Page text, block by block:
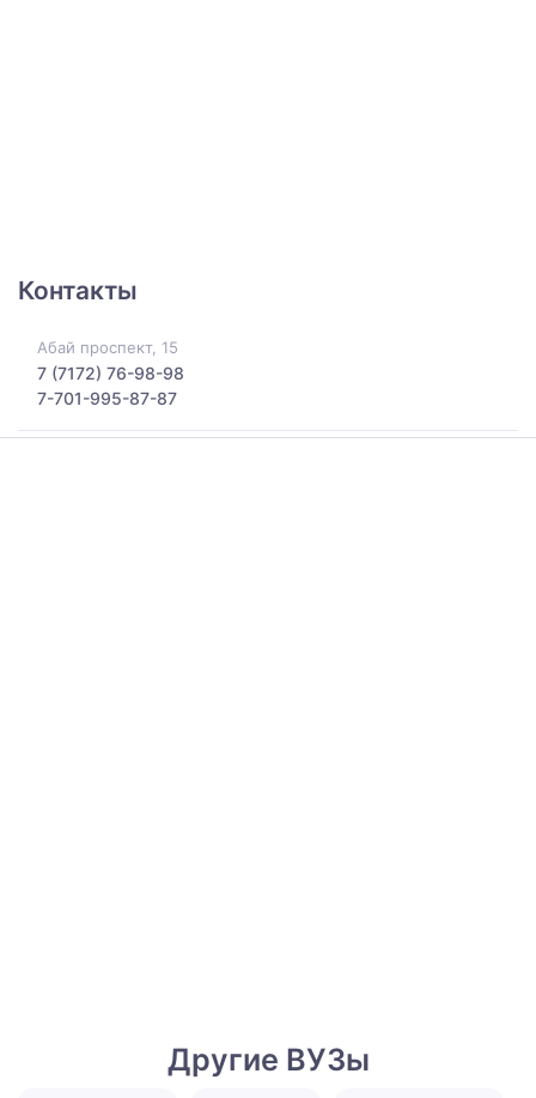
Контакты
Абай проспект, 15
7 (7172) 76-98-98
7-701-995-87-87
Другие ВУЗы